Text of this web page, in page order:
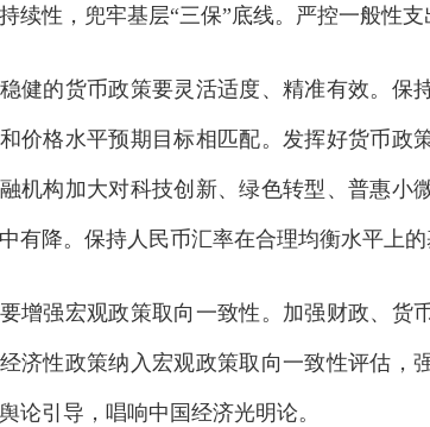
续性，兜牢基层“三保”底线。严控一般性支
货币政策要灵活适度、精准有效。保持
价格水平预期目标相匹配。发挥好货币政
机构加大对科技创新、绿色转型、普惠小
有降。保持人民币汇率在合理均衡水平上的
宏观政策取向一致性。加强财政、货币
济性政策纳入宏观政策取向一致性评估，
论引导，唱响中国经济光明论。